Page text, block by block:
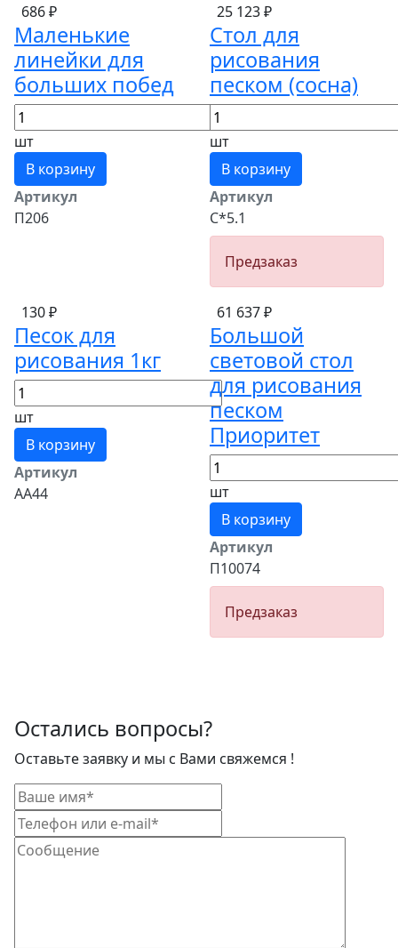
686 ₽
Маленькие
линейки для
больших побед
шт
В корзину
Артикул
П206
25 123 ₽
Стол для
рисования
песком (сосна)
шт
В корзину
Артикул
С*5.1
Предзаказ
130 ₽
Песок для
рисования 1кг
шт
В корзину
Артикул
АА44
61 637 ₽
Большой
световой стол
для рисования
песком
Приоритет
шт
В корзину
Артикул
П10074
Предзаказ
Остались вопросы?
Оставьте заявку и мы с Вами свяжемся !